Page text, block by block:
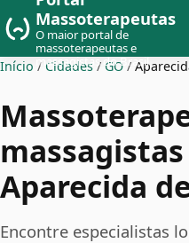
Massoterapeutas
O maior portal de
massoterapeutas e
massagistas do Brasil
Início / Cidades / GO /
Aparecida
Encontre especialistas